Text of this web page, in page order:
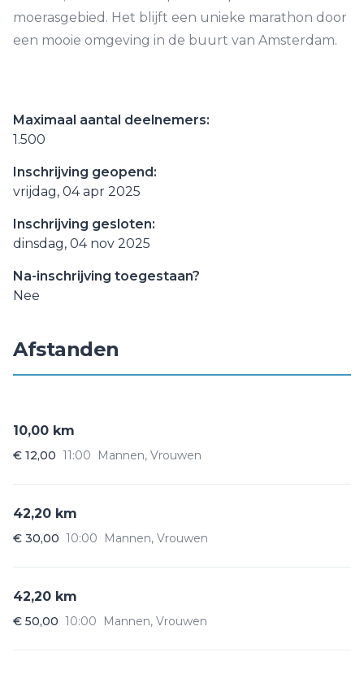
moerasgebied. Het blijft een unieke marathon door
een mooie omgeving in de buurt van Amsterdam.
Maximaal aantal deelnemers:
1.500
Inschrijving geopend:
vrijdag, 04 apr 2025
Inschrijving gesloten:
dinsdag, 04 nov 2025
Na-inschrijving toegestaan?
Nee
Afstanden
10,00 km
11:00 Mannen, Vrouwen
€ 12,00
42,20 km
10:00 Mannen, Vrouwen
€ 30,00
42,20 km
10:00 Mannen, Vrouwen
€ 50,00